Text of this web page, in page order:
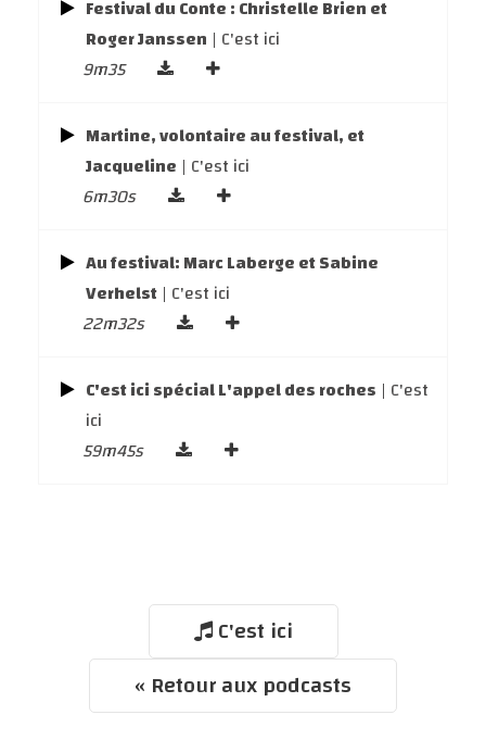
Festival du Conte : Christelle Brien et
Roger Janssen | C'est ici
9m35
Martine, volontaire au festival, et
Jacqueline | C'est ici
6m30s
Au festival: Marc Laberge et Sabine
Verhelst | C'est ici
22m32s
C'est ici spécial L'appel des roches | C'est
ici
59m45s
C'est ici
« Retour aux podcasts